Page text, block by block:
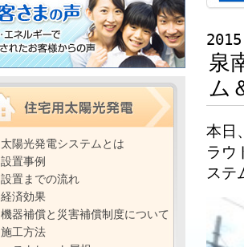
太陽光発電システムとは
設置事例
設置までの流れ
経済効果
機器補償と災害補償制度について
施工方法
泉
ム
本日
ラウ
ステ